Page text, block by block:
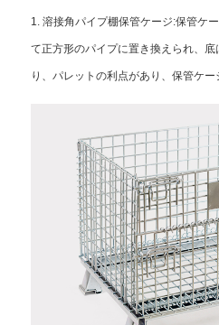
1. 溶接角パイプ棚保管ケージ:保管ケ
て正方形のパイプに置き換えられ、
り、パレットの利点があり、保管ケー